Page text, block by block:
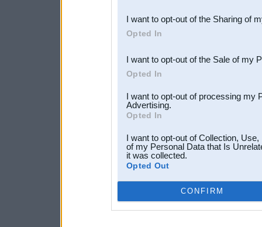
Downstream Participants
third parties.
I want to opt-out of the Sharing of
Opted In
I want to opt-out of the Sale of my
Opted In
I want to opt-out of processing my
Advertising.
Opted In
I want to opt-out of Collection,
of my Personal Data that Is
it was collected.
Opted Out
CONFIRM